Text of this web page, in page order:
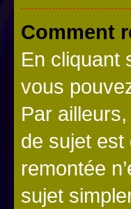
Comment
En cliquant
vous
Par
de sujet est
remontée
sujet